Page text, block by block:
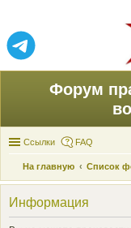
Форум
Ссылки FAQ
На главную
Список
Информация